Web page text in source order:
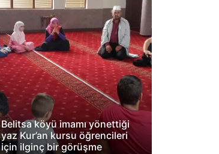
Belitsa köyü imamı yönettiği
yaz Kur’an kursu öğrencileri
için ilginç bir görüşme